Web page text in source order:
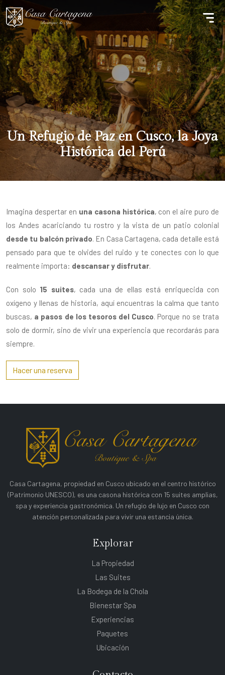
Un Refugio de Paz en Cusco, la Joya
Histórica del Perú
Imagina despertar en una casona histórica, con el aire puro de
los Andes acariciando tu rostro y la vista de un patio colonial
desde tu balcón privado. En Casa Cartagena, cada detalle está
pensado para que te olvides del ruido y te conectes con lo que
realmente importa: descansar y disfrutar.
Con solo 15 suites, cada una de ellas está enriquecida con
oxígeno y llenas de historia, aquí encuentras la calma que tanto
buscas, a pasos de los tesoros del Cusco. Porque no se trata
solo de dormir, sino de vivir una experiencia que recordarás para
siempre.
Hacer una reserva
Casa Cartagena, propiedad en Cusco ubicado en el centro histórico
(Patrimonio UNESCO), es una casona histórica con 15 suites amplias,
spa y experiencia gastronómica. Un refugio de lujo en Cusco con
atención personalizada para vivir una estancia única.
Explorar
La Propiedad
Las Suites
La Bodega de la Chola
Bienestar Spa
Experiencias
Paquetes
Ubicación